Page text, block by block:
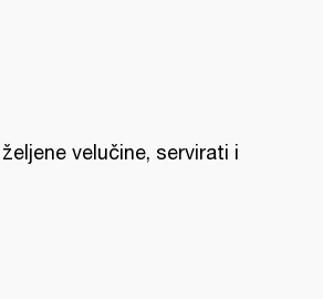
velučine, servirati i